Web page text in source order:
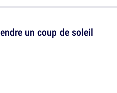
un coup de soleil